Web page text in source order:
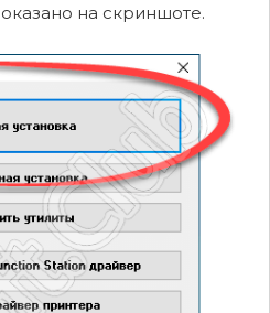
на скриншоте.